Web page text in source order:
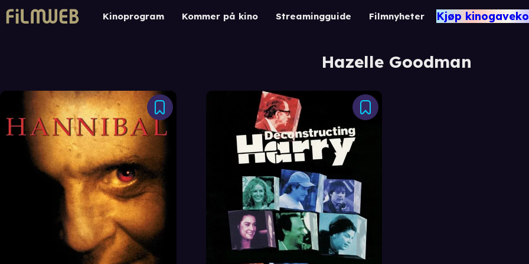
Kinoprogram Kommer på kino Streamingguide Filmnyheter Kjøp
Hazelle Goodman